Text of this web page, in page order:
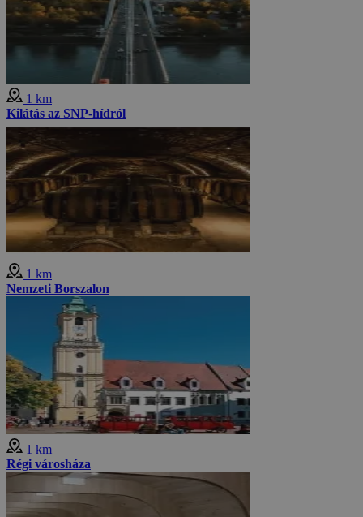
1 km
Kilátás az SNP-hídról
1 km
Nemzeti Borszalon
1 km
Régi városháza